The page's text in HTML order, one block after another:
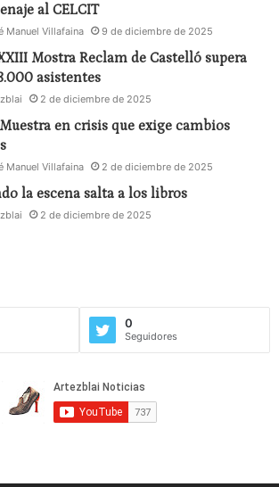
al CELCIT
Manuel Villafaina 9 de diciembre de 2025
Mostra Reclam de Castelló supera
asistentes
2 de diciembre de 2025
en crisis que exige cambios
Manuel Villafaina 2 de diciembre de 2025
la escena salta a los libros
2 de diciembre de 2025
0
Seguidores